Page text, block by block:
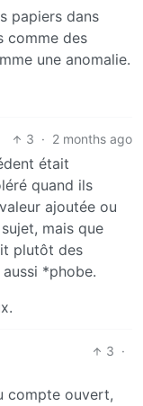
papiers dans
comme des
une anomalie.
3 · 2 months ago
était
quand ils
ajoutée ou
mais que
plutôt des
aussi *phobe.
3 ·
compte ouvert,